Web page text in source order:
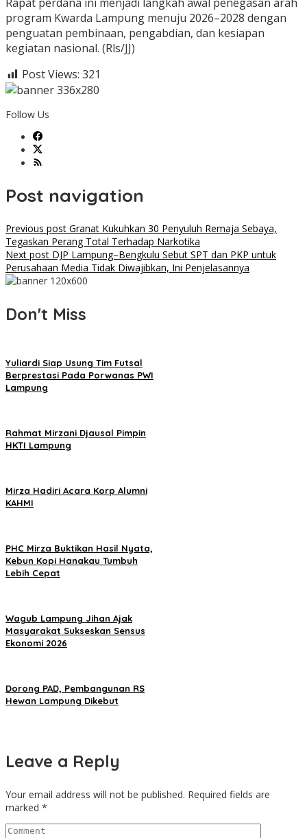
program Kwarda Lampung menuju 2026–2028 dengan
penguatan pembinaan, pengabdian, dan kesiapan
kegiatan nasional. (Rls/JJ)
Post Views: 321
Follow Us
Post navigation
Previous post Granat Kukuhkan 30 Penyuluh Remaja Sebaya,
Tegaskan Perang Total Terhadap Narkotika
Next post DJP Lampung–Bengkulu Sebut SPT dan PKP untuk
Perusahaan Media Tidak Diwajibkan, Ini Penjelasannya
Don't Miss
Yuliardi Siap Usung Tim Futsal
Berprestasi Pada Porwanas PWI
Lampung
Rahmat Mirzani Djausal Pimpin
HKTI Lampung
Mirza Hadiri Acara Korp Alumni
KAHMI
PHC Mirza Buktikan Hasil Nyata,
Kebun Kopi Hanakau Tumbuh
Lebih Cepat
Wagub Lampung Jihan Ajak
Masyarakat Sukseskan Sensus
Ekonomi 2026
Dorong PAD, Pembangunan RS
Hewan Lampung Dikebut
Leave a Reply
Your email address will not be published. Required fields are
marked *